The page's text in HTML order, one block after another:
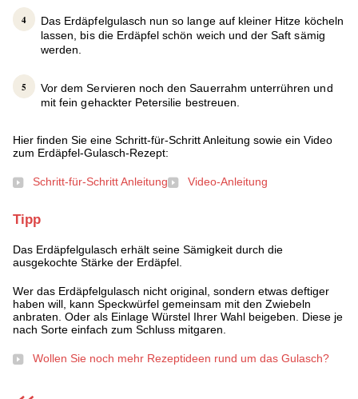
Das Erdäpfelgulasch nun so lange auf kleiner Hitze köcheln
lassen, bis die Erdäpfel schön weich und der Saft sämig
werden.
Vor dem Servieren noch den Sauerrahm unterrühren und
mit fein gehackter Petersilie bestreuen.
Hier finden Sie eine Schritt-für-Schritt Anleitung sowie ein Video
zum Erdäpfel-Gulasch-Rezept:
Schritt-für-Schritt Anleitung Video-Anleitung
Tipp
Das Erdäpfelgulasch erhält seine Sämigkeit durch die
ausgekochte Stärke der Erdäpfel.
Wer das Erdäpfelgulasch nicht original, sondern etwas deftiger
haben will, kann Speckwürfel gemeinsam mit den Zwiebeln
anbraten. Oder als Einlage Würstel Ihrer Wahl beigeben. Diese je
nach Sorte einfach zum Schluss mitgaren.
Wollen Sie noch mehr Rezeptideen rund um das Gulasch?